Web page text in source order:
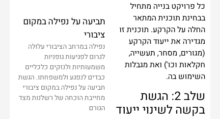
תביעה על נפילה במקום
ציבורי
נפילה במרחב הציבורי עלולה
לגרום לפגיעות גופניות
משמעותיות ולנזקים כלכליים
כבדים לנפגע ולמשפחתו. הגשת
תביעה על נפילה במקום ציבורי
מחייבת הוכחה של רשלנות מצד
הגורם
כל פרויקט בנייה מתחיל
בבחינת תוכנית המתאר
החלה על הקרקע. תוכנית זו
מגדירה את ייעוד הקרקע
(מגורים, מסחר, תעשייה,
חקלאות וכו') ואת מגבלות
השימוש בה.
שלב 2: הגשת
בקשה לשינוי ייעוד